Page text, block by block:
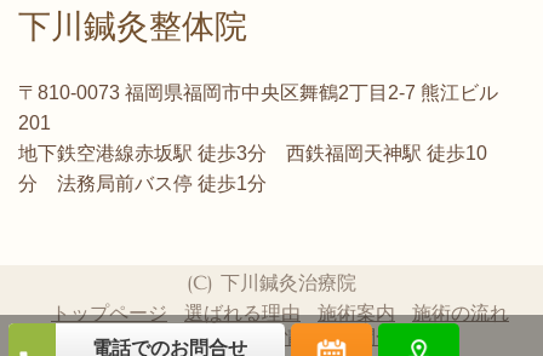
下川鍼灸整体院
〒810-0073 福岡県福岡市中央区舞鶴2丁目2-7 熊江ビル
201
地下鉄空港線赤坂駅 徒歩3分 西鉄福岡天神駅 徒歩10
分 法務局前バス停 徒歩1分
(C) 下川鍼灸治療院
トップページ
選ばれる理由 施術案内
施術の流れ
患者様の声
概要情報 お問合せ